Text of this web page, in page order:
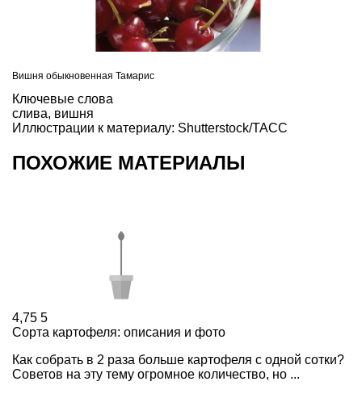
Вишня обыкновенная Тамарис
Ключевые слова
слива, вишня
Иллюстрации к материалу: Shutterstock/ТАСС
ПОХОЖИЕ МАТЕРИАЛЫ
4,75 5
Сорта картофеля: описания и фото
Как собрать в 2 раза больше картофеля с одной сотки?
Советов на эту тему огромное количество, но ...